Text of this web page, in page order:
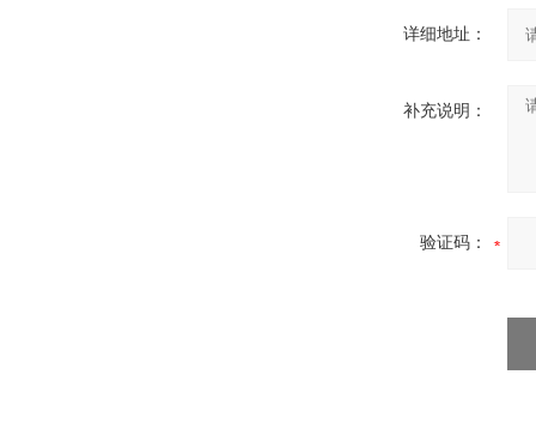
详细地址：
补充说明：
验证码：